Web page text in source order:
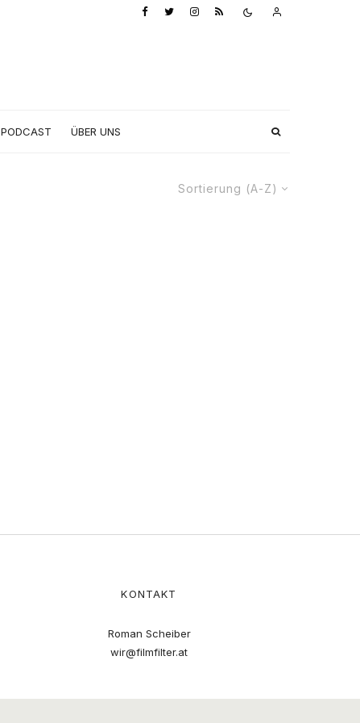
PODCAST ÜBER UNS
Sortierung (A-Z)
KONTAKT
Roman Scheiber
wir@filmfilter.at